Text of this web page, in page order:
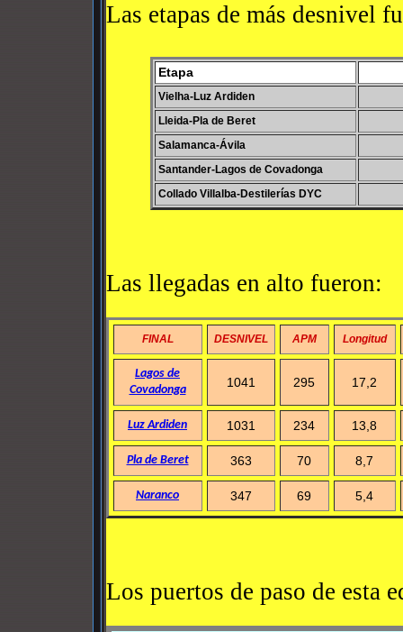
Las etapas de más desnivel
Etapa
Vielha-Luz Ardiden
Lleida-Pla de Beret
Salamanca-Ávila
Santander-Lagos de Covadonga
Collado Villalba-Destilerías DYC
Las llegadas en alto fueron:
FINAL DESNIVEL APM Longitud
Lagos de
Covadonga
1041 295 17,2
Luz Ardiden 1031 234 13,8
Pla de Beret 363 70 8,7
Naranco 347 69 5,4
Los puertos de paso de esta